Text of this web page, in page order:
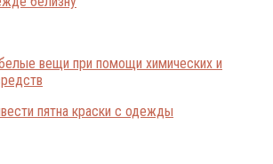
вещи при помощи химических и